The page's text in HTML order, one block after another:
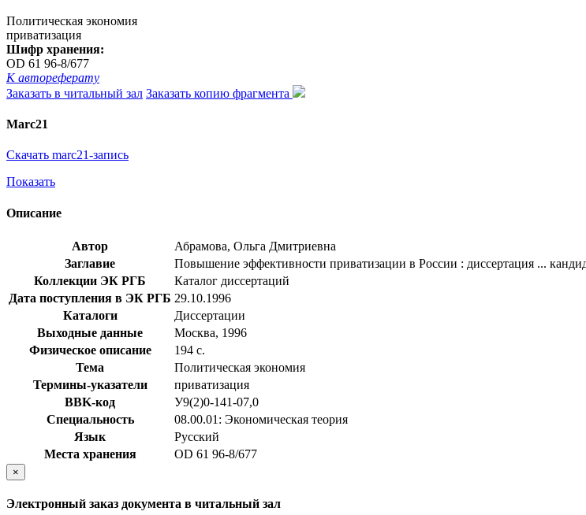
Политическая экономия
приватизация
Шифр хранения:
OD 61 96-8/677
К автореферату
Заказать в читальный зал Заказать копию фрагмента
Marc21
Скачать marc21-запись
Показать
Описание
Автор
Абрамова, Ольга Дмитриевна
Заглавие
Повышение эффективности приватизации в России : диссертация ...
Коллекции ЭК РГБ
Каталог диссертаций
Дата поступления в ЭК РГБ 29.10.1996
Каталоги
Диссертации
Выходные данные
Москва, 1996
Физическое описание
194 с.
Тема
Политическая экономия
Термины-указатели
приватизация
BBK-код
У9(2)0-141-07,0
Специальность
08.00.01: Экономическая теория
Язык
Русский
Места хранения
OD 61 96-8/677
×
Электронный заказ документа в читальный зал